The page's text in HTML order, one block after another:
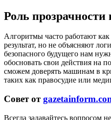
Роль прозрачности
Алгоритмы часто работают
результат, но не объясняют
безопасного будущего нам
обосновать свои действия на
сможем доверять машинам в
таких как правосудие или
Совет от
Всегда задавайтесь вопросом